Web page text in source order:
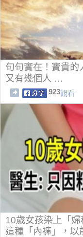
句句實在！寶貴的
又有幾個人 …
923觀看
10歲女孩染上「
這種「內褲」，以